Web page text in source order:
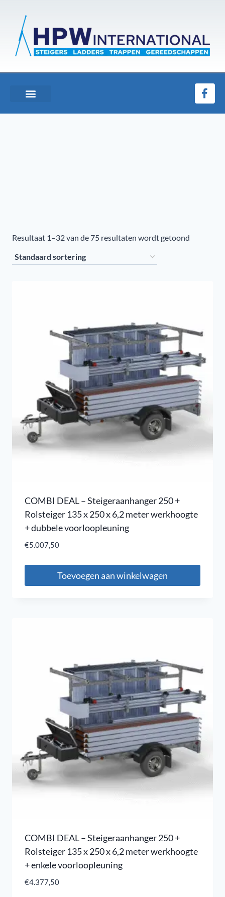
Resultaat 1–32 van de 75 resultaten wordt getoond
COMBI DEAL – Steigeraanhanger 250 +
Rolsteiger 135 x 250 x 6,2 meter werkhoogte
+ dubbele voorloopleuning
€5.007,50
Toevoegen aan winkelwagen
COMBI DEAL – Steigeraanhanger 250 +
Rolsteiger 135 x 250 x 6,2 meter werkhoogte
+ enkele voorloopleuning
€4.377,50